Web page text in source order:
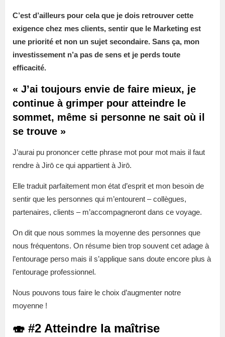
C’est d’ailleurs pour cela que je dois retrouver cette
exigence chez mes clients, sentir que le Marketing est
une priorité et non un sujet secondaire. Sans ça, mon
investissement n’a pas de sens et je perds toute
efficacité.
« J’ai toujours envie de faire mieux, je
continue à grimper pour atteindre le
sommet, même si personne ne sait où il
se trouve »
J’aurai pu prononcer cette phrase mot pour mot mais il faut
rendre à Jirō ce qui appartient à Jirō.
Elle traduit parfaitement mon état d’esprit et mon besoin de
sentir que les personnes qui m’entourent – collègues,
partenaires, clients – m’accompagneront dans ce voyage.
On dit que nous sommes la moyenne des personnes que
nous fréquentons. On résume bien trop souvent cet adage à
l’entourage perso mais il s’applique sans doute encore plus à
l’entourage professionnel.
Nous pouvons tous faire le choix d’augmenter notre
moyenne !
🍣 #2 Atteindre la maîtrise